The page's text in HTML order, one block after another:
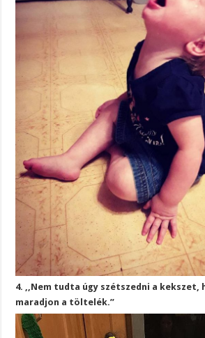
4. ,,Nem tudta úgy szétszedni a kekszet,
maradjon a töltelék.”